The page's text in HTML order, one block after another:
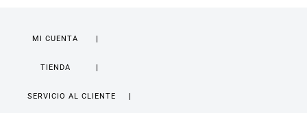
MI CUENTA
TIENDA
SERVICIO AL CLIENTE